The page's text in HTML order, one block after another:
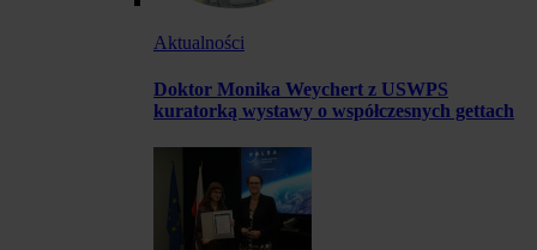
Aktualności
Doktor Monika Weychert z USWPS
kuratorką wystawy o współczesnych gettach